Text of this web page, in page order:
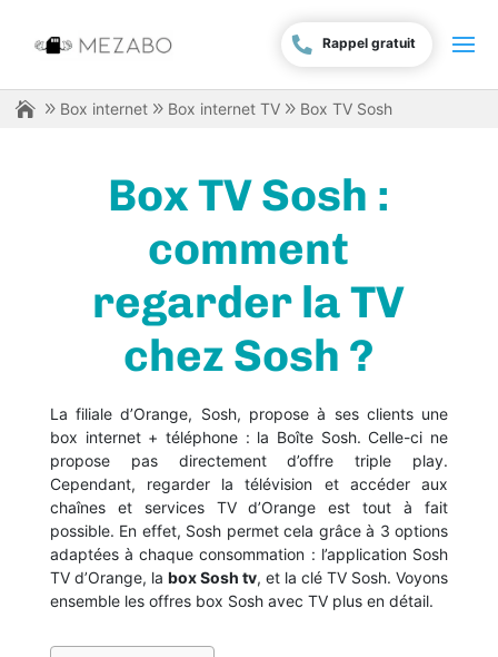
Rappel gratuit
Box internet Box internet TV Box TV Sosh
Box TV Sosh :
comment
regarder la TV
chez Sosh ?
La filiale d’Orange, Sosh, propose à ses clients une
box internet + téléphone : la Boîte Sosh. Celle-ci ne
propose pas directement d’offre triple play.
Cependant, regarder la télévision et accéder aux
chaînes et services TV d’Orange est tout à fait
possible. En effet, Sosh permet cela grâce à 3 options
adaptées à chaque consommation : l’application Sosh
TV d’Orange, la box Sosh tv, et la clé TV Sosh. Voyons
ensemble les offres box Sosh avec TV plus en détail.